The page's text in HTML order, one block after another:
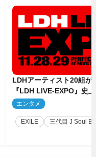
LDHアーティスト20組
『LDH LIVE‐EXPO』史
技場で開催決定
エンタメ
EXILE 三代目 J Soul